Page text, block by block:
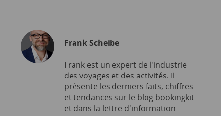
Frank Scheibe
Frank est un expert de l'industrie
des voyages et des activités. Il
présente les derniers faits, chiffres
et tendances sur le blog bookingkit
et dans la lettre d'information